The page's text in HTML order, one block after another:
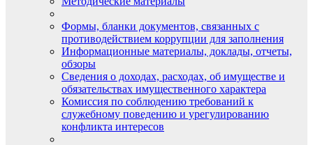
Формы, бланки документов, связанных с
противодействием коррупции для заполнения
Информационные материалы, доклады, отчеты,
обзоры
Сведения о доходах, расходах, об имуществе и
обязательствах имущественного характера
Комиссия по соблюдению требований к
служебному поведению и урегулированию
конфликта интересов